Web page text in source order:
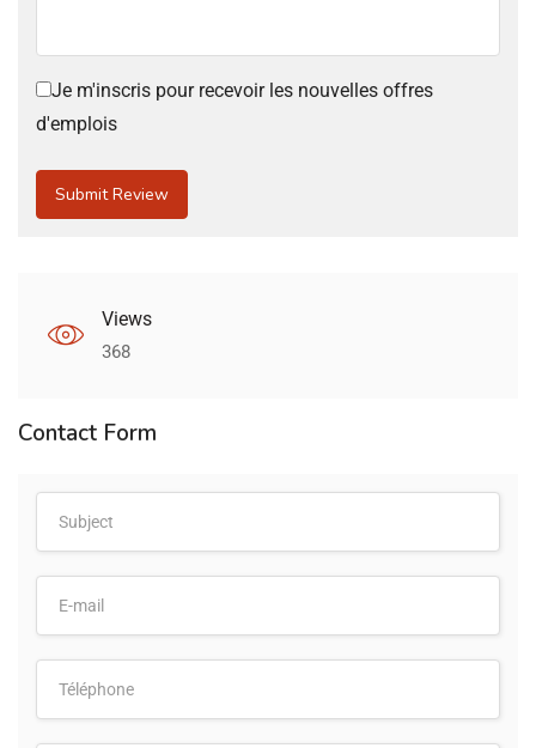
Je m'inscris pour recevoir les nouvelles offres
d'emplois
Views
368
Contact Form